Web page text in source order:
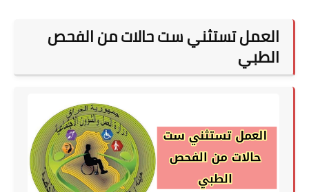
العمل تستثني ست حالات من الفحص
الطبي